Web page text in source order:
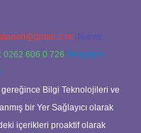
Teams:
0262 606 0 726 Telegram:
gereğince Bilgi Teknolojileri ve
bir Yer Sağlayıcı olarak
içerikleri proaktif olarak